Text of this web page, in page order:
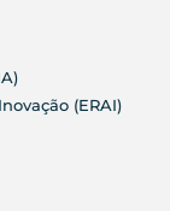
(ERAI)